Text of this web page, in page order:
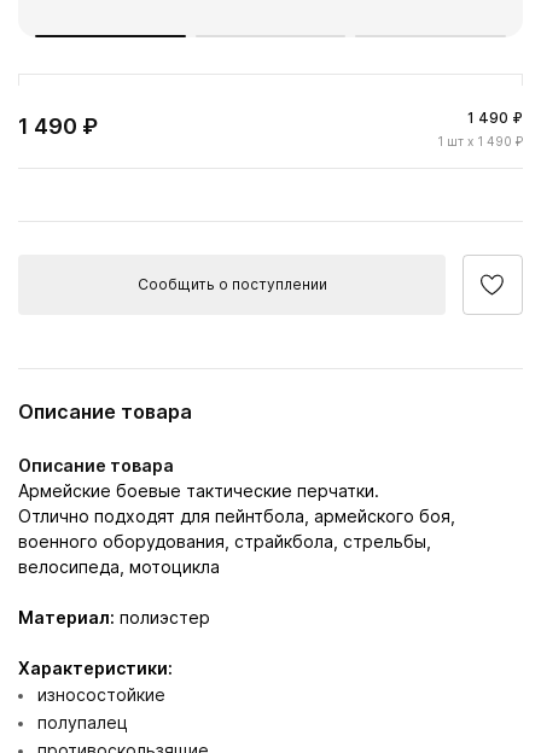
1 490 ₽ 1 490 ₽
1 шт x 1 490 ₽
Сообщить о поступлении
Описание товара
Описание товара
Армейские боевые тактические перчатки.
Отлично подходят для пейнтбола, армейского боя,
военного оборудования, страйкбола, стрельбы,
велосипеда, мотоцикла
Материал: полиэстер
Характеристики:
износостойкие
полупалец